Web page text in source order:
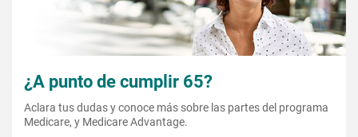
¿A punto de cumplir 65?
Aclara tus dudas y conoce más sobre las partes del programa
Medicare, y Medicare Advantage.